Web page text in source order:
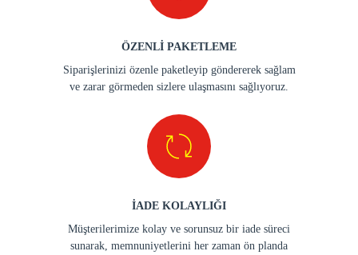
ÖZENLİ PAKETLEME
Siparişlerinizi özenle paketleyip göndererek sağlam
ve zarar görmeden sizlere ulaşmasını sağlıyoruz.
İADE KOLAYLIĞI
Müşterilerimize kolay ve sorunsuz bir iade süreci
sunarak, memnuniyetlerini her zaman ön planda